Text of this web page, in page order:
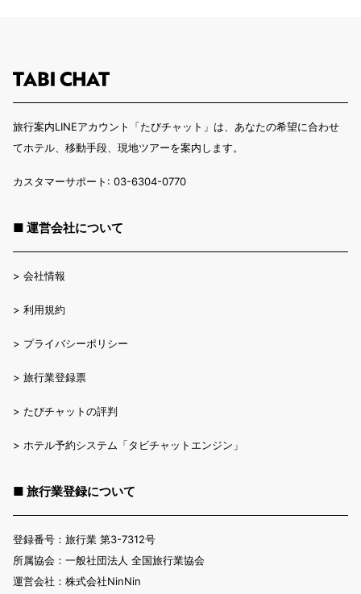
旅行案内LINEアカウント「たびチャット」は、あなたの希望に合わせ
てホテル、移動手段、現地ツアーを案内します。
カスタマーサポート: 03-6304-0770
■ 運営会社について
> 会社情報
> 利用規約
> プライバシーポリシー
> 旅行業登録票
> たびチャットの評判
> ホテル予約システム「タビチャットエンジン」
■ 旅行業登録について
登録番号：旅行業 第3-7312号
所属協会：一般社団法人 全国旅行業協会
運営会社：株式会社NinNin